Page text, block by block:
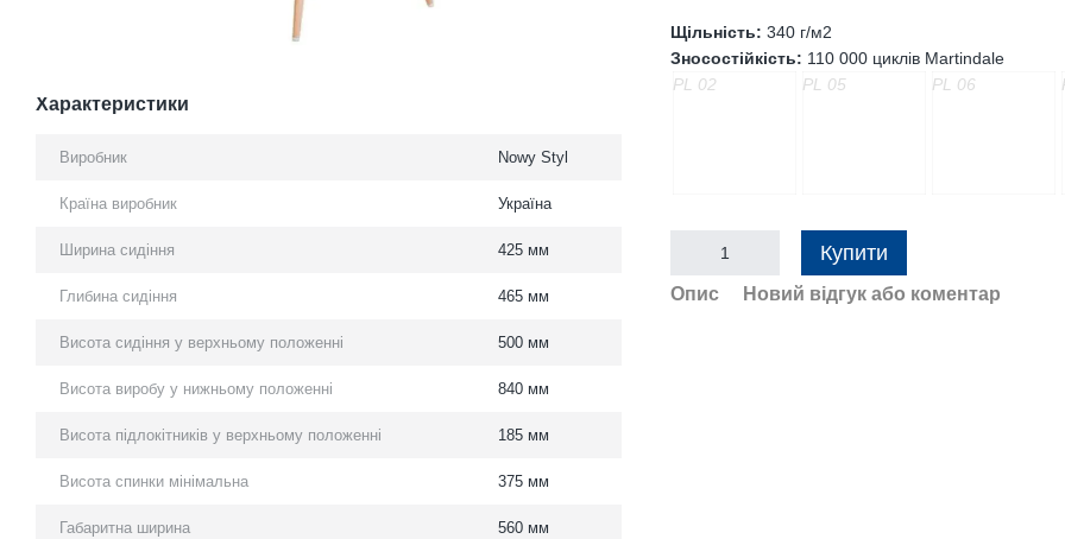
Характеристики
Виробник Nowy Styl
Країна виробник Україна
Ширина сидіння 425 мм
Глибина сидіння 465 мм
Висота сидіння у верхньому положенні 500 мм
Висота виробу у нижньому положенні 840 мм
Висота підлокітників у верхньому положенні 185 мм
Висота спинки мінімальна 375 мм
Габаритна ширина 560 мм
Щільність: 340 г/м2
Зносостійкість: 110 000 циклів Martindale
PL 02
PL 05 PL 06
Купити
Опис Новий відгук або коментар